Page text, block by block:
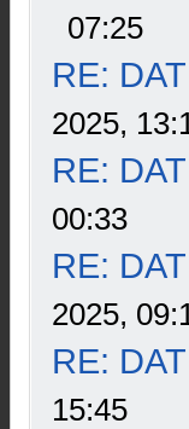
07:25
RE:
2025,
RE:
00:33
RE:
2025,
RE:
15:45